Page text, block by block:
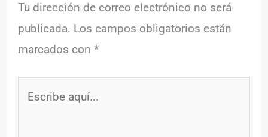
Tu dirección de correo electrónico no será
publicada. Los campos obligatorios están
marcados con*